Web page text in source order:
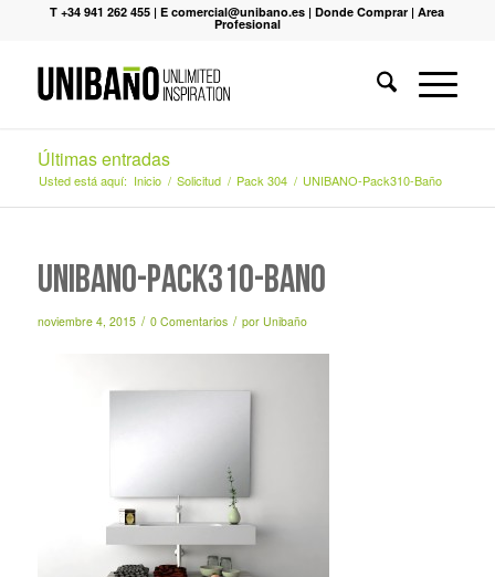
T +34 941 262 455 |E comercial@unibano.es |Donde Comprar |Area
Profesional
Últimas entradas
Usted está aquí: Inicio / Solicitud / Pack 304 / UNIBANO-Pack310-Baño
UNIBANO-Pack310-Baño
noviembre 4, 2015 / 0 Comentarios / por Unibaño